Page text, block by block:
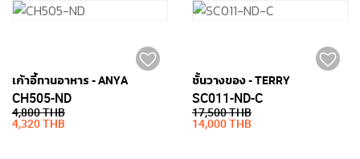
เก้าอี้ทานอาหาร - ANYA
CH505-ND
4,800 THB
4,320 THB
ชั้นวางของ - TERRY
SC011-ND-C
17,500 THB
14,000 THB